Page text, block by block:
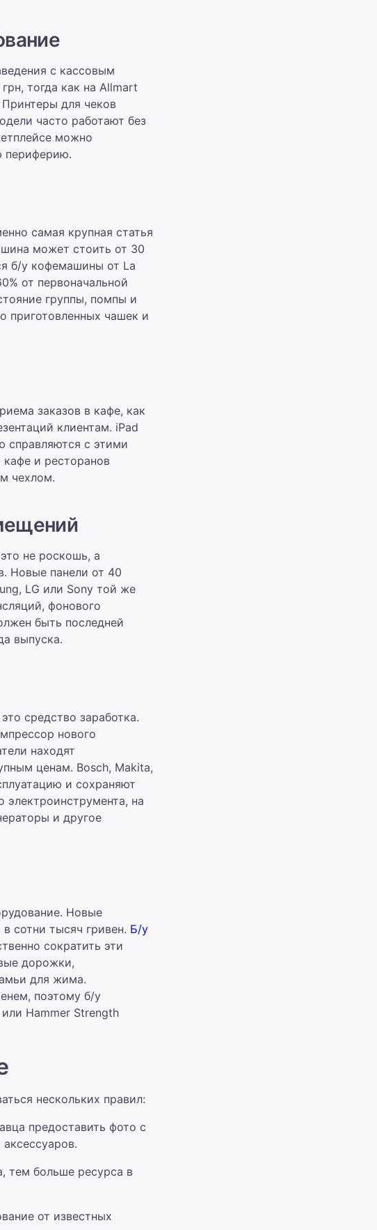
с кассовым
тогда как на Allmart
для чеков
часто работают без
можно
периферию.
самая крупная статья
может стоить от 30
б/у кофемашины от La
от первоначальной
группы, помпы и
приготовленных чашек и
заказов в кафе, как
клиентам. iPad
справляются с этими
и ресторанов
чехлом.
не роскошь, а
Новые панели от 40
LG или Sony той же
фонового
быть последней
выпуска.
средство заработка.
нового
находят
ценам. Bosch, Makita,
и сохраняют
на
и другое
Новые
сотни тысяч гривен. Б/у
сократить эти
дорожки,
для жима.
поэтому б/у
Hammer Strength
нескольких правил:
предоставить фото с
тем больше ресурса в
от известных